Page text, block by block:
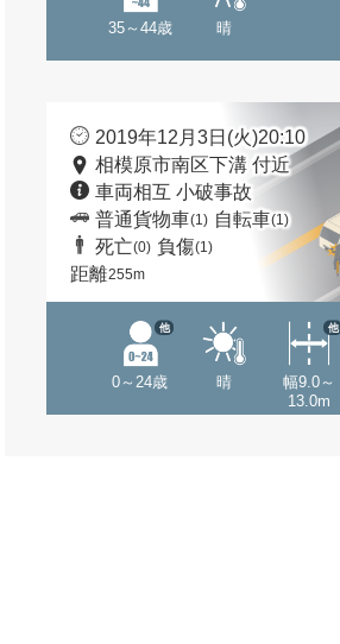
35～44歳 晴
2019年12月3日(火)20:10
相模原市南区下溝 付近
車両相互 小破事故
普通貨物車(1) 自転車(1)
死亡(0) 負傷(1)
距離255m
0～24歳
他
晴
幅9.0～
13.0m
他